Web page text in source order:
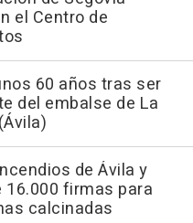
el Centro de
60 años tras ser
del embalse de La
de Ávila y
16.000 firmas para
calcinadas